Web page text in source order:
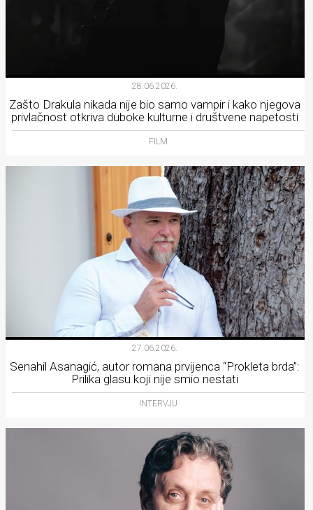
28.06.2026.
Zašto Drakula nikada nije bio samo vampir i kako njegova
privlačnost otkriva duboke kulturne i društvene napetosti
FILM
27.06.2026.
Senahil Asanagić, autor romana prvijenca “Prokleta brda”:
Prilika glasu koji nije smio nestati
INTERVJU